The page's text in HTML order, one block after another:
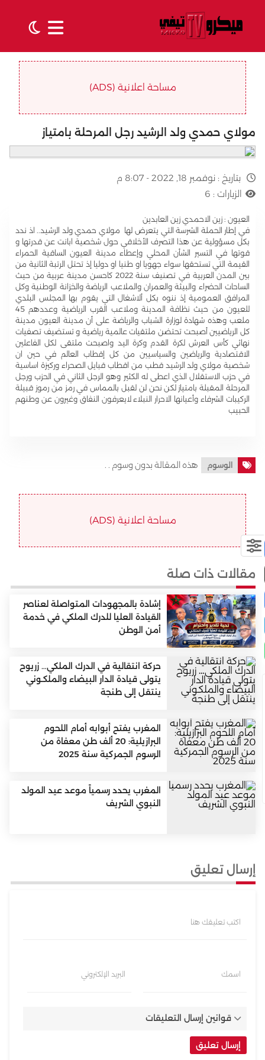
مساحة اعلانية (ADS)
مولاي حمدي ولد الرشيد رجل المرحلة بامتياز
بتاريخ : نوفمبر 18, 2022 - 8:07 م
الزيارات : 6
العيون : زين الاحمدي زين العابدين
في إطار الحملة الشرسة التي يتعرض لها مولاي حمدي ولد الرشيد.. اذ ندد
بكل مسؤولية عن هذا التصرف الأخلاقي حول شخصية ابانت عن قدرتها و
قوتها في التسير الشأن المحلي وإعطاء مدينة العيون الساقية الحمراء
القيمة التي تستحقها سواء جهويا او طنيا او دوليا إذ تحتل الرتبة الثانية من
بين المدن العربية في تصنيف سنة 2022 كاحسن مدينة عربية من حيث
الساحات الحضراء والبيثة والعمران والملاعب الرياضة والخزانة الوطنية وكل
المرافق العمومية إذ ننوه بكل ألاشغال التي يقوم بها المجلس البلدي
للعيون من حيث نظافة المدينة وملاعب القرب الرياضية وعددهم 45
ملعب وهذه شهادة لوزارة الشباب والرياضة على أن مدينة العيون مدينة
كل الرياضيين أصبحت تحتضن ملتقيات عالمية رياضية و تستضيف تصفيات
نهاثي كأس العرش لكرة القدم وكرة اليد واصبحت ملتقى لكل الفاعلين
الاقتصادية والرياضين والسياسيين من كل إقطاب العالم في حين ان
شخصية مولاي ولد الرشيد قطب من اقطاب قبايل الصحراء وركيزة اساسية
في حزب الاستقلال الذي اعطى له الكثير وهو الرجل الثاني في الحزب ورجل
المرحلة المقبلة بامتياز لكن نحن لن لقبل بالمماس في رمز من رموز قبيلة
الركيبات الشرفاء وأعيانها الاحرار النبلاء لايعرفون النفاق وغيرون عن وطنهم
الحبيب
الوسوم هذه المقالة بدون وسوم . .
مساحة اعلانية (ADS)
مقالات ذات صلة
إشادة بالمجهودات المتواصلة لعناصر
القيادة العليا للدرك الملكي في خدمة
أمن الوطن
حركة انتقالية في الدرك الملكي… زريوح
يتولى قيادة الدار البيضاء والملكـوني
ينتقل إلى طنجة
المغرب يفتح أبوابه أمام اللحوم
البرازيلية: 20 ألف طن معفاة من
الرسوم الجمركية سنة 2025
المغرب يحدد رسمياً موعد عيد المولد
النبوي الشريف
إرسال تعليق
اكتب تعليقك هنا
اسمك البريد الإلكتروني
قوانين إرسال التعليقات